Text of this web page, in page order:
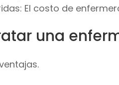
El costo de
una